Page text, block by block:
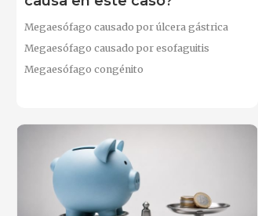
Megaesófago causado por úlcera gástrica
Megaesófago causado por esofaguitis
Megaesófago congénito